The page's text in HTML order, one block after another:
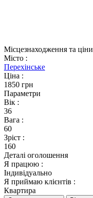
Місцезнаходження та ціни
Місто :
Перехінське
Ціна :
1850 грн
Параметри
Вік :
36
Вага :
60
Зріст :
160
Деталі оголошення
Я працюю :
Індивідуально
Я приймаю клієнтів :
Квартира